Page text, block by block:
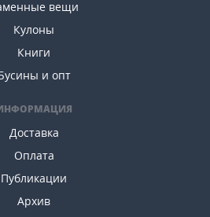
вещи
Кулоны
Книги
и опт
Доставка
Оплата
Публикации
Архив